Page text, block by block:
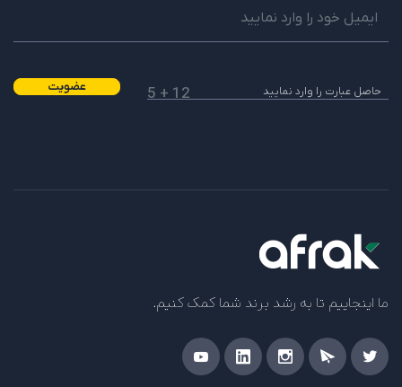
12 + 5 عضویت
ما اینجاییم تا به رشد برند شما کمک کنیم.